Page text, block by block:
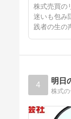
株式売買の
迷いも包み
践者の生の
4 明日
株式